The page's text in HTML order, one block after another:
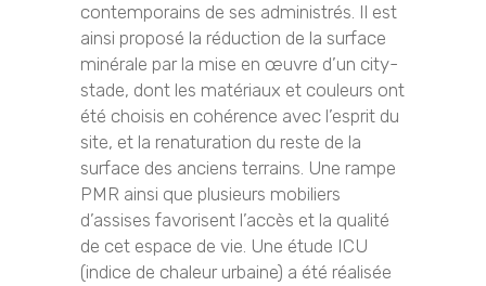
contemporains de ses administrés. Il est
ainsi proposé la réduction de la surface
minérale par la mise en œuvre d’un city-
stade, dont les matériaux et couleurs ont
été choisis en cohérence avec l’esprit du
site, et la renaturation du reste de la
surface des anciens terrains. Une rampe
PMR ainsi que plusieurs mobiliers
d’assises favorisent l’accès et la qualité
de cet espace de vie. Une étude ICU
(indice de chaleur urbaine) a été réalisée